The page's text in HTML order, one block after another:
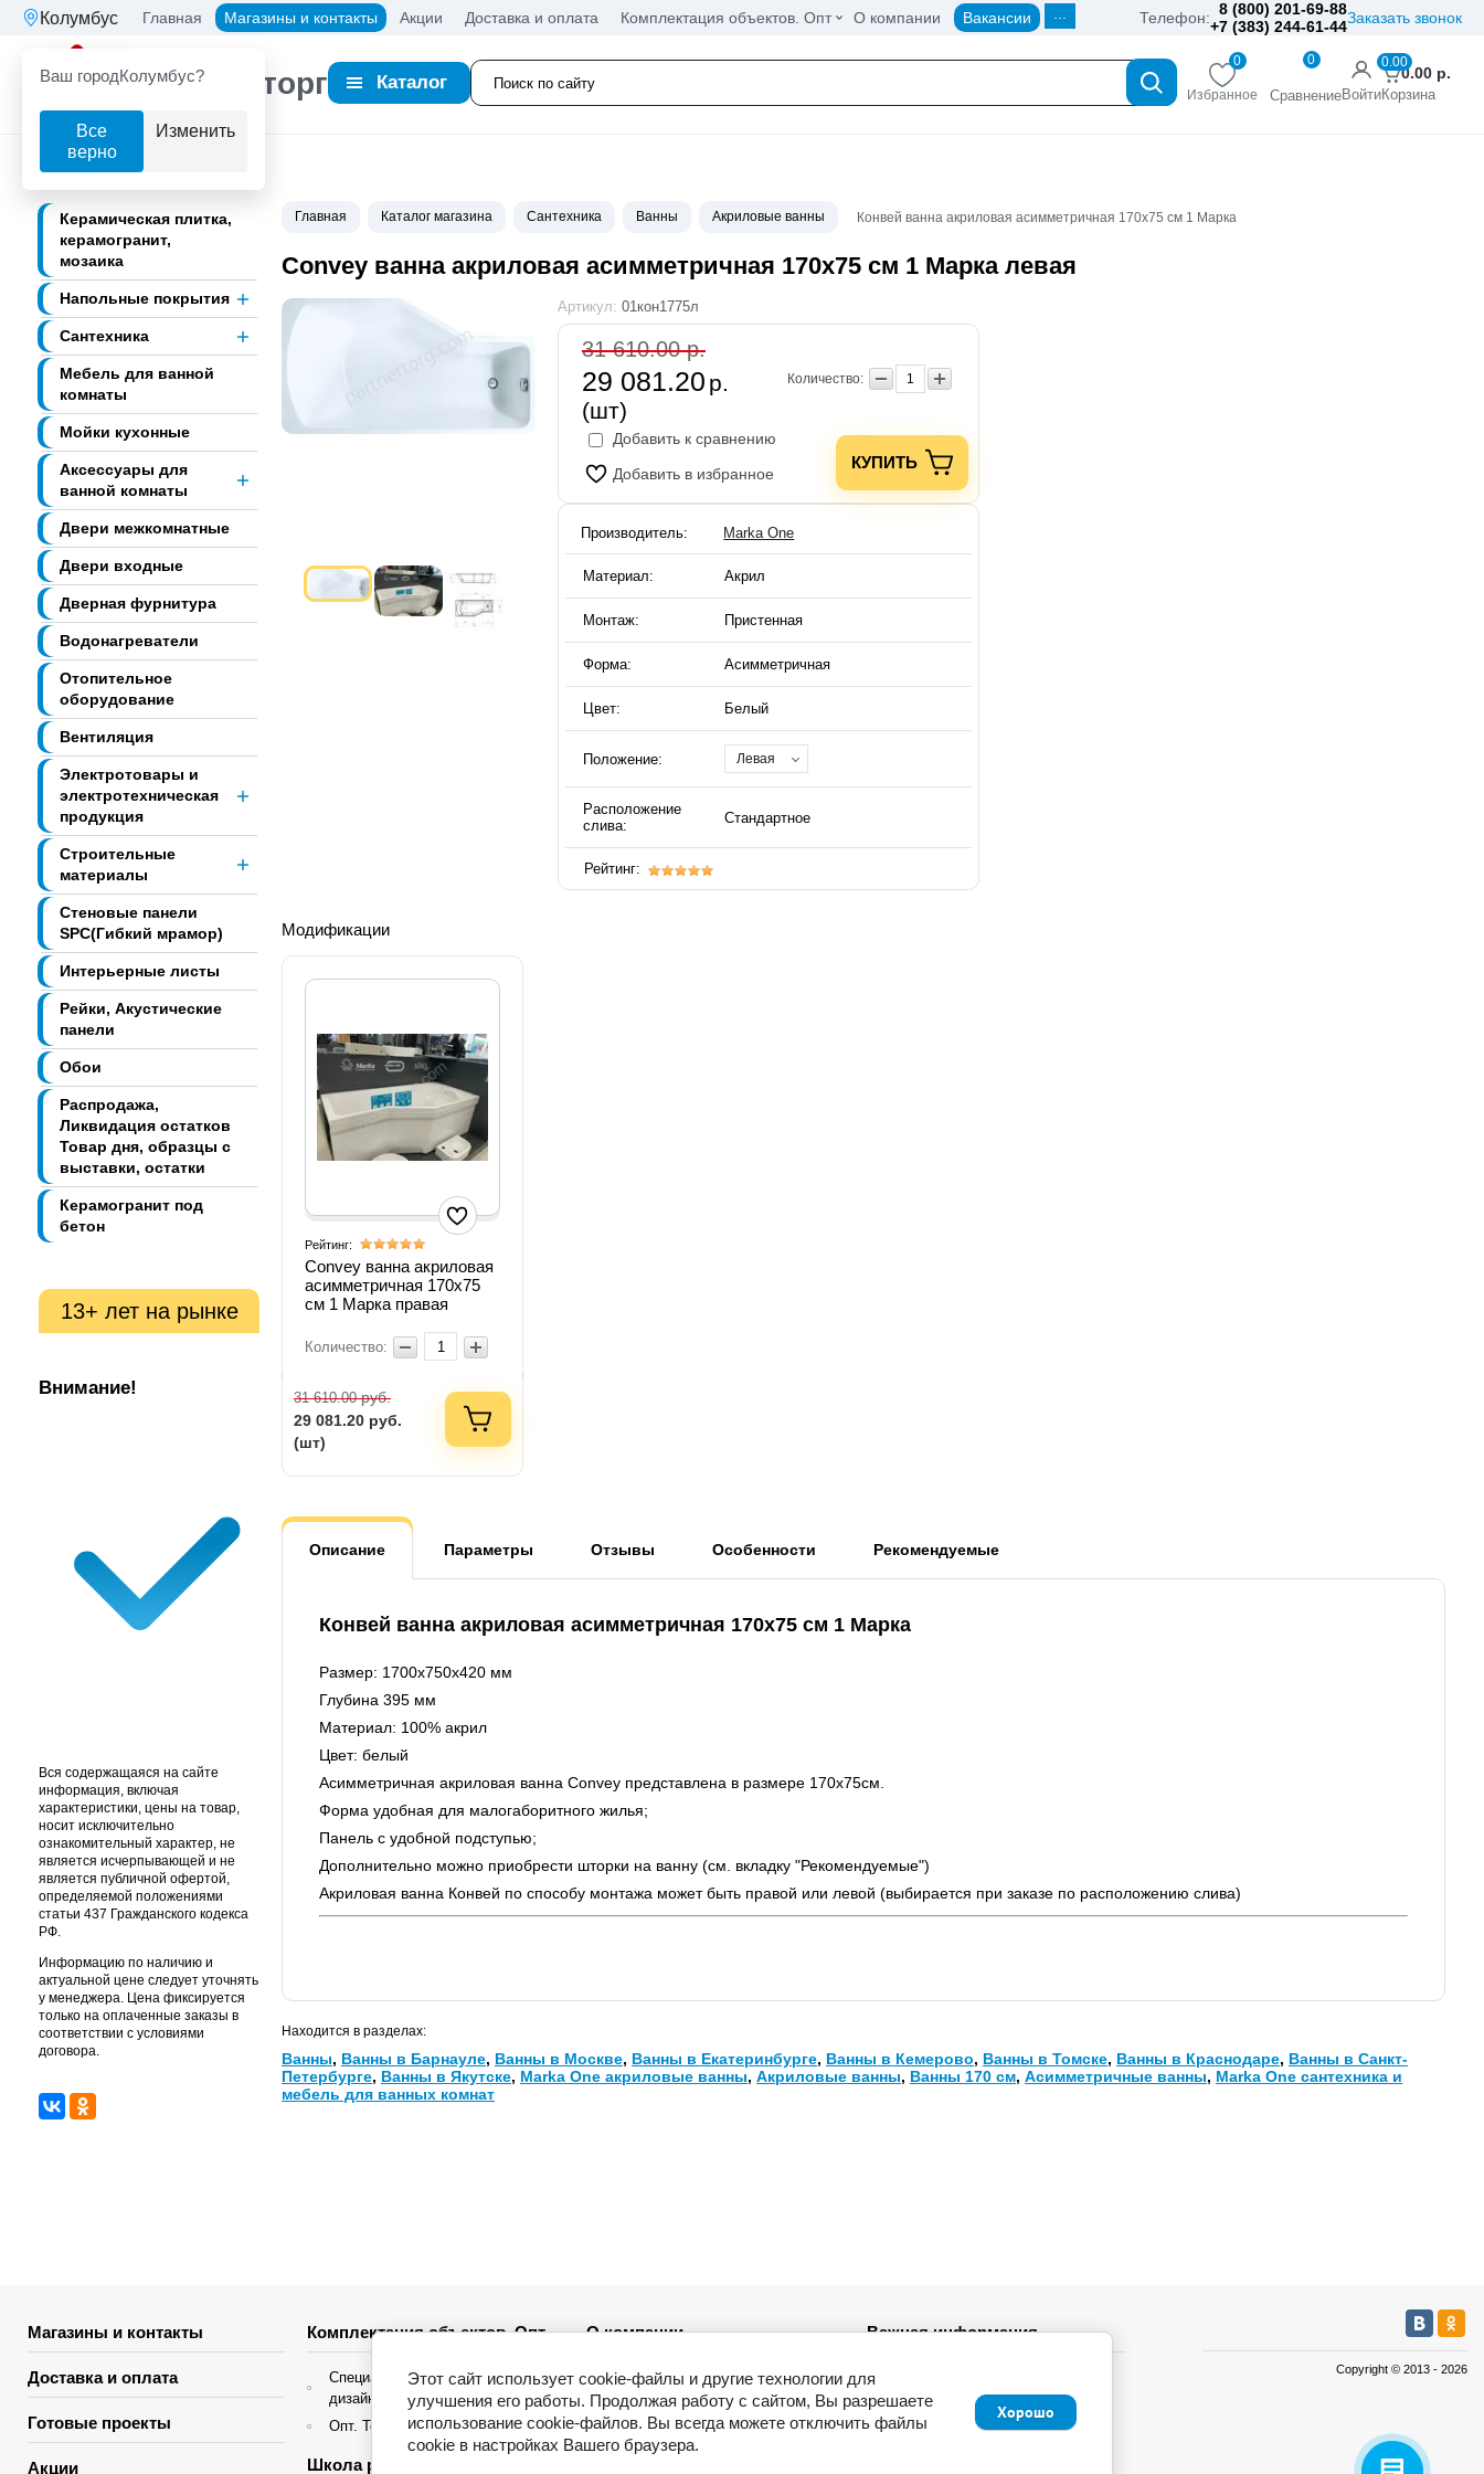
Колумбус
Ваш городКолумбус?
Все
верно
Изменить
Главная Магазины и контакты Акции Доставка и оплата Комплектация объектов. Опт О компании Вакансии Телефон: 8 (800) 201-69-88
+7 (383) 244-61-44Заказать звонок
Партнерторг Каталог
0
Избранное Сравнение
0
Войти
0.00
0.00 р.
Корзина
Керамическая плитка,
керамогранит,
мозаика
Напольные покрытия
Сантехника
Мебель для ванной
комнаты
Мойки кухонные
Аксессуары для
ванной комнаты
Двери межкомнатные
Двери входные
Дверная фурнитура
Водонагреватели
Отопительное
оборудование
Вентиляция
Электротовары и
электротехническая
продукция
Строительные
материалы
Стеновые панели
SPC(Гибкий мрамор)
Интерьерные листы
Рейки, Акустические
панели
Обои
Распродажа,
Ликвидация остатков
Товар дня, образцы с
выставки, остатки
Керамогранит под
бетон
13+ лет на рынке
Внимание!
Вся содержащаяся на сайте
информация, включая
характеристики, цены на товар,
носит исключительно
ознакомительный характер, не
является исчерпывающей и не
является публичной офертой,
определяемой положениями
статьи 437 Гражданского кодекса
РФ.
Информацию по наличию и
актуальной цене следует уточнять
у менеджера. Цена фиксируется
только на оплаченные заказы в
соответствии с условиями
договора.
Главная Каталог магазина Сантехника Ванны Акриловые ванны Конвей ванна акриловая асимметричная 170х75 см 1 Марка
Convey ванна акриловая асимметричная 170х75 см 1 Марка левая
Артикул: 01кон1775л
31 610.00 р.
29 081.20 р.
(шт)
Количество:
Добавить к сравнению
Добавить в избранное
КУПИТЬ
Производитель: Marka One
Материал: Акрил
Монтаж: Пристенная
Форма: Асимметричная
Цвет: Белый
Положение: Левая
Расположение
слива:
Стандартное
Рейтинг:
Модификации
Рейтинг:
Convey ванна акриловая
асимметричная 170х75
см 1 Марка правая
Количество:
31 610.00руб.
29 081.20 руб.
(шт)
Описание Параметры Отзывы Особенности Рекомендуемые
Конвей ванна акриловая асимметричная 170х75 см 1 Марка
Размер: 1700x750x420 мм
Глубина 395 мм
Материал: 100% акрил
Цвет: белый
Асимметричная акриловая ванна Convey представлена в размере 170х75см.
Форма удобная для малогаборитного жилья;
Панель с удобной подступью;
Дополнительно можно приобрести шторки на ванну (см. вкладку "Рекомендуемые")
Акриловая ванна Конвей по способу монтажа может быть правой или левой (выбирается при заказе по расположению слива)
Находится в разделах:
Ванны, Ванны в Барнауле, Ванны в Москве, Ванны в Екатеринбурге, Ванны в Кемерово, Ванны в Томске, Ванны в Краснодаре, Ванны в Санкт-
Петербурге, Ванны в Якутске, Marka One акриловые ванны, Акриловые ванны, Ванны 170 см, Асимметричные ванны, Marka One сантехника и
мебель для ванных комнат
Магазины и контакты
Доставка и оплата
Готовые проекты
Акции
Комплектация объектов. Опт
Специальные условия для
дизайнеров интерьера
Опт. Торгующие организации
Школа ремонта
О компании
Новости
Отзывы о компании и услугах
Важная информация
Приемка товара
Гарантия
Copyright © 2013 - 2026
Этот сайт использует cookie-файлы и другие технологии для
улучшения его работы. Продолжая работу с сайтом, Вы разрешаете
использование cookie-файлов. Вы всегда можете отключить файлы
cookie в настройках Вашего браузера.
Хорошо